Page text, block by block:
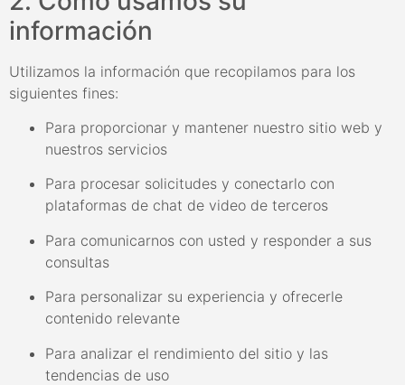
información
Utilizamos la información que recopilamos para los
siguientes fines:
Para proporcionar y mantener nuestro sitio web y
nuestros servicios
Para procesar solicitudes y conectarlo con
plataformas de chat de video de terceros
Para comunicarnos con usted y responder a sus
consultas
Para personalizar su experiencia y ofrecerle
contenido relevante
Para analizar el rendimiento del sitio y las
tendencias de uso